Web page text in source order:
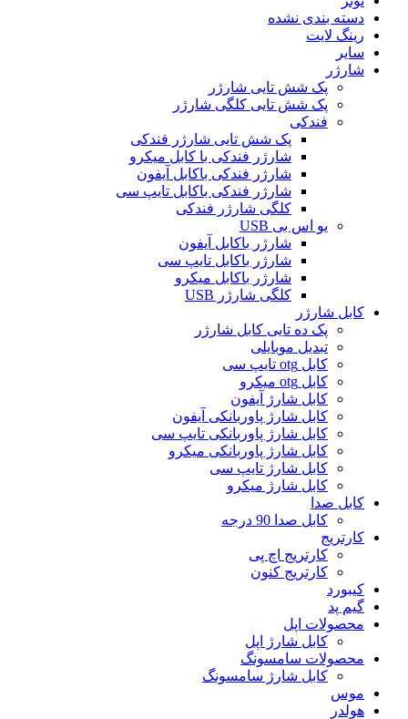
دسته بندی نشده
رینگ لایت
سایر
شارژر
پک شش تایی شارژر
پک شش تایی کلگی شارژر
فندکی
پک شش تایی شارژر فندکی
شارژر فندکی با کابل میکرو
شارژر فندکی باکابل آیفون
شارژر فندکی باکابل تایپ سی
کلگی شارژر فندکی
یو اس بی USB
شارژر باکابل آیفون
شارژر باکابل تایپ سی
شارژر باکابل میکرو
کلگی شارژر USB
کابل شارژر
پک ده تایی کابل شارژر
تبدیل موبایلی
کابل otg تایپ سی
کابل otg میکرو
کابل شارژ آیفون
کابل شارژ پاوربانکی آیفون
کابل شارژ پاوربانکی تایپ سی
کابل شارژ پاوربانکی میکرو
کابل شارژ تایپ سی
کابل شارژ میکرو
کابل صدا
کابل صدا 90 درجه
کارتریج
کارتریج اچ پی
کارتریج کنون
کیبورد
گیم پد
محصولات اپل
کابل شارژ اپل
محصولات سامسونگ
کابل شارژ سامسونگ
موس
هولدر